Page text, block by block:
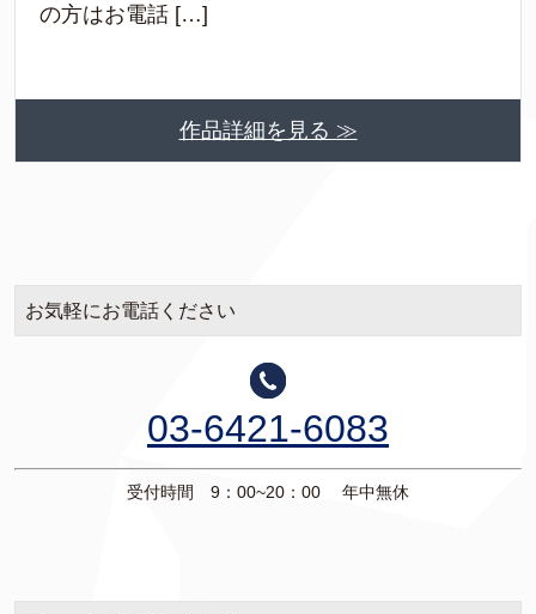
の方はお電話 […]
作品詳細を見る ≫
お気軽にお電話ください
03-6421-6083
受付時間 9：00~20：00 年中無休